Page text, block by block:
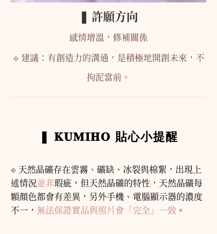
❚ 許願方向
感情增溫，修補關係
⟡ 建議：有創造力的溝通，是積極地開創未來，不
拘泥當前。
𝐊𝐔𝐌𝐈𝐇𝐎 貼心小提醒
⟐ 天然晶礦存在雲霧、礦缺、冰裂與棉絮，出現上
述情況並非瑕疵，但天然晶礦的特性，天然晶礦每
顆顏色都會有差異，另外手機、電腦顯示器的濃度
不一， 無法保證實品與照片會「完全」一致 。